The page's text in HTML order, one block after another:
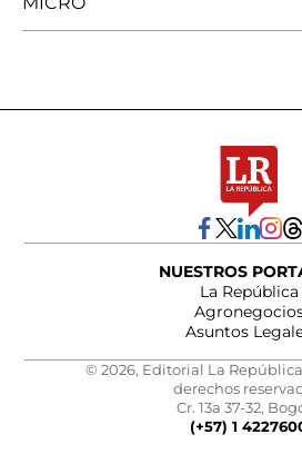
NUESTROS
La República
Asuntos
© 2026, Editorial La República
derechos
Cr. 13a 37-32,
(+57) 1